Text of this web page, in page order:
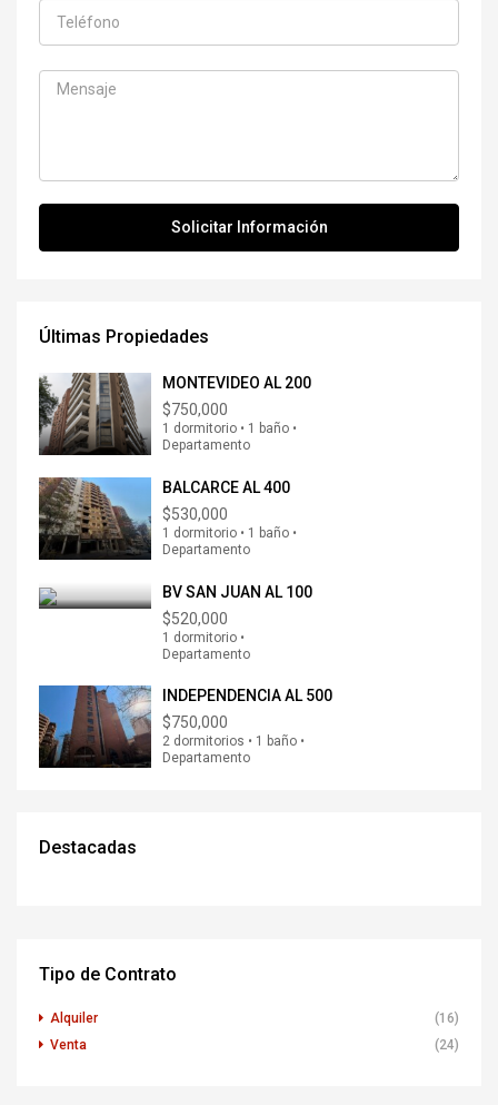
Últimas Propiedades
MONTEVIDEO AL 200
$750,000
1 dormitorio • 1 baño •
Departamento
BALCARCE AL 400
$530,000
1 dormitorio • 1 baño •
Departamento
BV SAN JUAN AL 100
$520,000
1 dormitorio •
Departamento
INDEPENDENCIA AL 500
$750,000
2 dormitorios • 1 baño •
Departamento
Destacadas
Tipo de Contrato
Alquiler
(16)
Venta
(24)